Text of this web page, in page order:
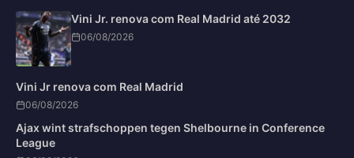
Vini Jr. renova com Real Madrid até 2032
06/08/2026
Vini Jr renova com Real Madrid
06/08/2026
Ajax wint strafschoppen tegen Shelbourne in Conference
League